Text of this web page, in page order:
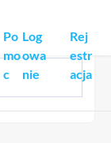
Po
mo
c
Log
owa
nie
Rej
estr
acja